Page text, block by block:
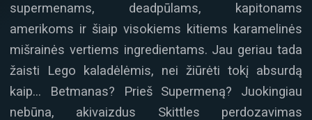
supermenams, deadpūlams, kapitonams
amerikoms ir šiaip visokiems kitiems karamelinės
mišrainės vertiems ingredientams. Jau geriau tada
žaisti Lego kaladėlėmis, nei žiūrėti tokį absurdą
kaip… Betmanas? Prieš Supermeną? Juokingiau
nebūna, akivaizdus Skittles perdozavimas